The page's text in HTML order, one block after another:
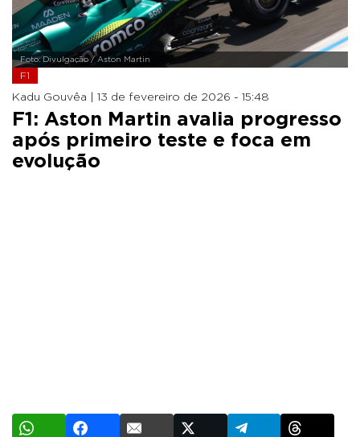
Foto: Divulgação / Aston Martin
F1
Kadu Gouvêa | 13 de fevereiro de 2026 - 15:48
F1: Aston Martin avalia progresso
após primeiro teste e foca em
evolução